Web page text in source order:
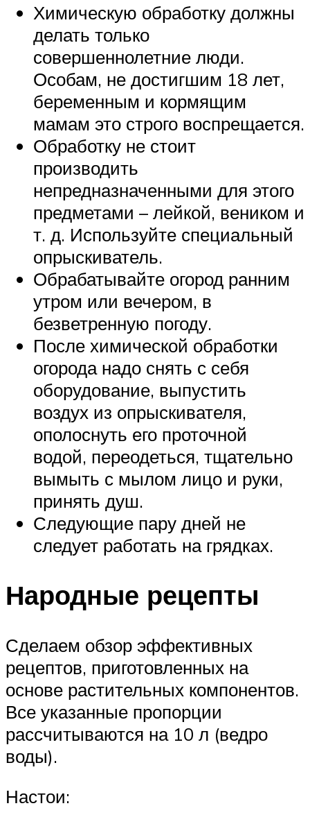
Химическую обработку должны
делать только
совершеннолетние люди.
Особам, не достигшим 18 лет,
беременным и кормящим
мамам это строго воспрещается.
Обработку не стоит
производить
непредназначенными для этого
предметами – лейкой, веником и
т. д. Используйте специальный
опрыскиватель.
Обрабатывайте огород ранним
утром или вечером, в
безветренную погоду.
После химической обработки
огорода надо снять с себя
оборудование, выпустить
воздух из опрыскивателя,
ополоснуть его проточной
водой, переодеться, тщательно
вымыть с мылом лицо и руки,
принять душ.
Следующие пару дней не
следует работать на грядках.
Народные рецепты
Сделаем обзор эффективных
рецептов, приготовленных на
основе растительных компонентов.
Все указанные пропорции
рассчитываются на 10 л (ведро
воды).
Настои: